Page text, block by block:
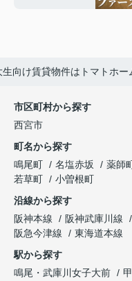
向け賃貸物件はトマトホー
市区町村から探す
西宮市
町名から探す
鳴尾町
名塩赤坂 薬師
若草町
小曽根町
沿線から探す
阪神本線
阪神武庫川線
阪急今津線
東海道本線
駅から探す
鳴尾・武庫川女子大前